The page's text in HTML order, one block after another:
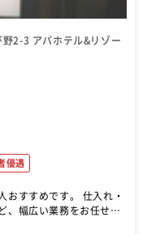
2-3 アパホテル&リゾー
優遇
めです。 仕入れ・
、幅広い業務をお任せし